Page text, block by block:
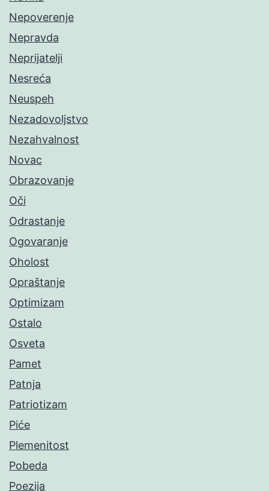
Nepoverenje
Nepravda
Neprijatelji
Nesreća
Neuspeh
Nezadovoljstvo
Nezahvalnost
Novac
Obrazovanje
Oči
Odrastanje
Ogovaranje
Oholost
Opraštanje
Optimizam
Ostalo
Osveta
Pamet
Patnja
Patriotizam
Piće
Plemenitost
Pobeda
Poezija